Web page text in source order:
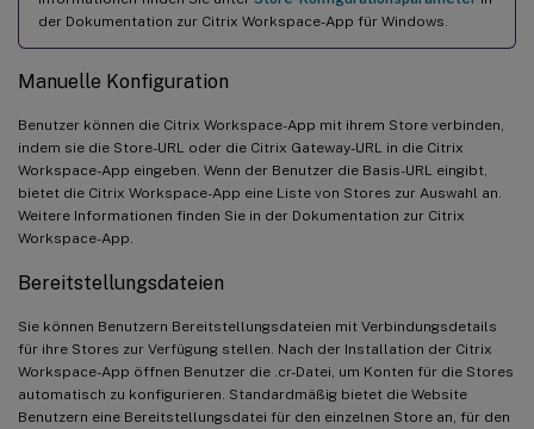
der Dokumentation zur Citrix Workspace-App für Windows.
Manuelle Konfiguration
Benutzer können die Citrix Workspace-App mit ihrem Store verbinden,
indem sie die Store-URL oder die Citrix Gateway-URL in die Citrix
Workspace-App eingeben. Wenn der Benutzer die Basis-URL eingibt,
bietet die Citrix Workspace-App eine Liste von Stores zur Auswahl an.
Weitere Informationen finden Sie in der Dokumentation zur Citrix
Workspace-App.
Bereitstellungsdateien
Sie können Benutzern Bereitstellungsdateien mit Verbindungsdetails
für ihre Stores zur Verfügung stellen. Nach der Installation der Citrix
Workspace-App öffnen Benutzer die .cr-Datei, um Konten für die Stores
automatisch zu konfigurieren. Standardmäßig bietet die Website
Benutzern eine Bereitstellungsdatei für den einzelnen Store an, für den